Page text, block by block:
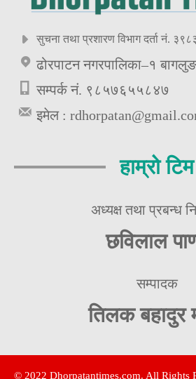
सुचना तथा प्रशारण विभाग दर्ता नं.
ढोरपाटन नगरपालिका–१ बागलुङ
सम्पर्क नं. ९८५७६५५८४७
इमेल :
हाम्रो टिम
अध्यक्ष तथा प्रबन्ध
छविलाल
सम्पादक
तिलक बहादुर
© 2022 Dhorpatantimes.com. All Rights